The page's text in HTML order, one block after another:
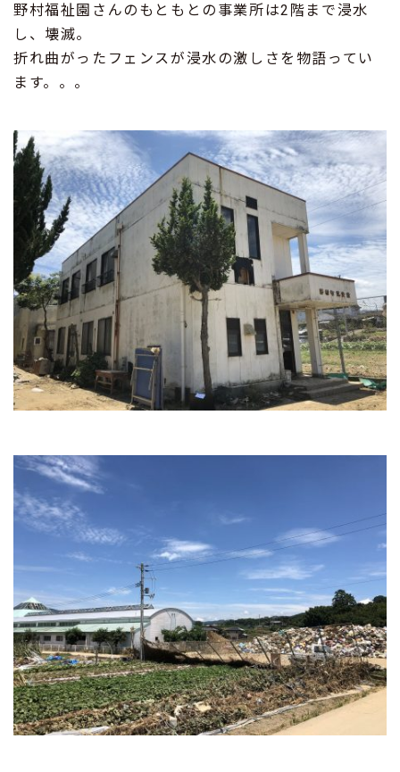
野村福祉園さんのもともとの事業所は2階まで浸水
し、壊滅。
折れ曲がったフェンスが浸水の激しさを物語ってい
ます。。。